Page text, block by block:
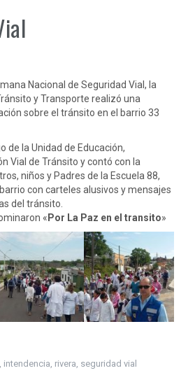
Nacional de Seguridad Vial, la
y Transporte realizó una
sobre el tránsito en el barrio 33
de la Unidad de Educación,
Vial de Tránsito y contó con la
niños y Padres de la Escuela 88,
con carteles alusivos y mensajes
del tránsito.
«Por La Paz en el transito»
intendencia rivera seguridad vial